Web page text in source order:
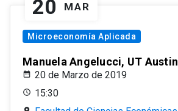
20 MAR
Microeconomía Aplicada
Manuela Angelucci, UT
20 de Marzo de 2019
15:30